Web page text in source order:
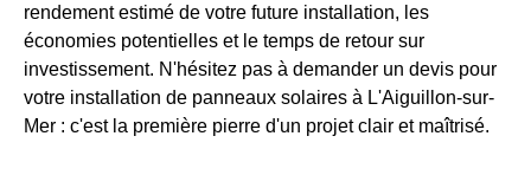
rendement estimé de votre future installation, les
économies potentielles et le temps de retour sur
investissement. N'hésitez pas à demander un devis pour
votre installation de panneaux solaires à L'Aiguillon-sur-
Mer : c'est la première pierre d'un projet clair et maîtrisé.